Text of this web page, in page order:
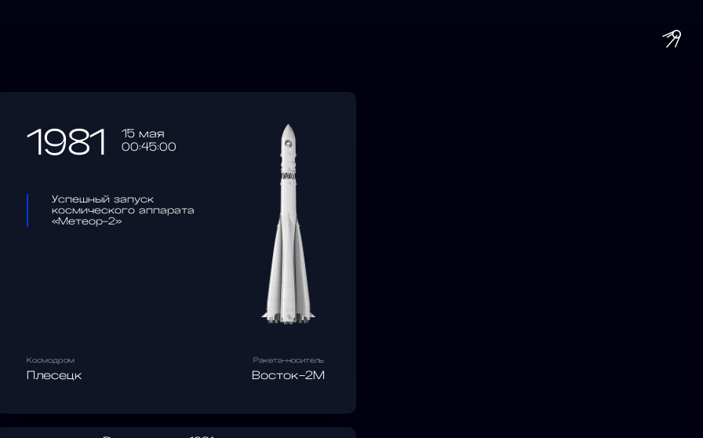
1981
15 мая
00:45:00
Успешный запуск
космического аппарата
«Метеор-2»
Космодром
Плесецк
Ракета-носитель
Восток-2М